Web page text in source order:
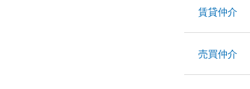
賃貸仲介
売買仲介